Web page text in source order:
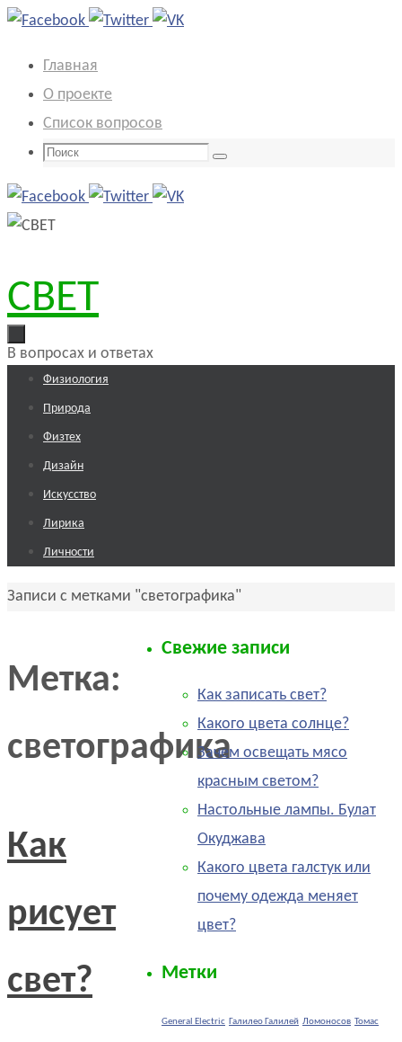
Перейти
содержимому
Главная
О проекте
Список вопросов
Что
искать:
Поиск
СВЕТ
В вопросах и ответах
Перейти
содержимому
Физиология
Природа
Физтех
Дизайн
Искусство
Лирика
Личности
Главная
Записи с метками "светографика"
Метка:
светографика
Как
рисует
свет?
Свежие записи
Как записать свет?
Какого цвета солнце?
Зачем освещать мясо
красным светом?
Настольные лампы. Булат
Окуджава
Какого цвета галстук или
почему одежда меняет
цвет?
Метки
General Electric Галилео Галилей Ломоносов Томас